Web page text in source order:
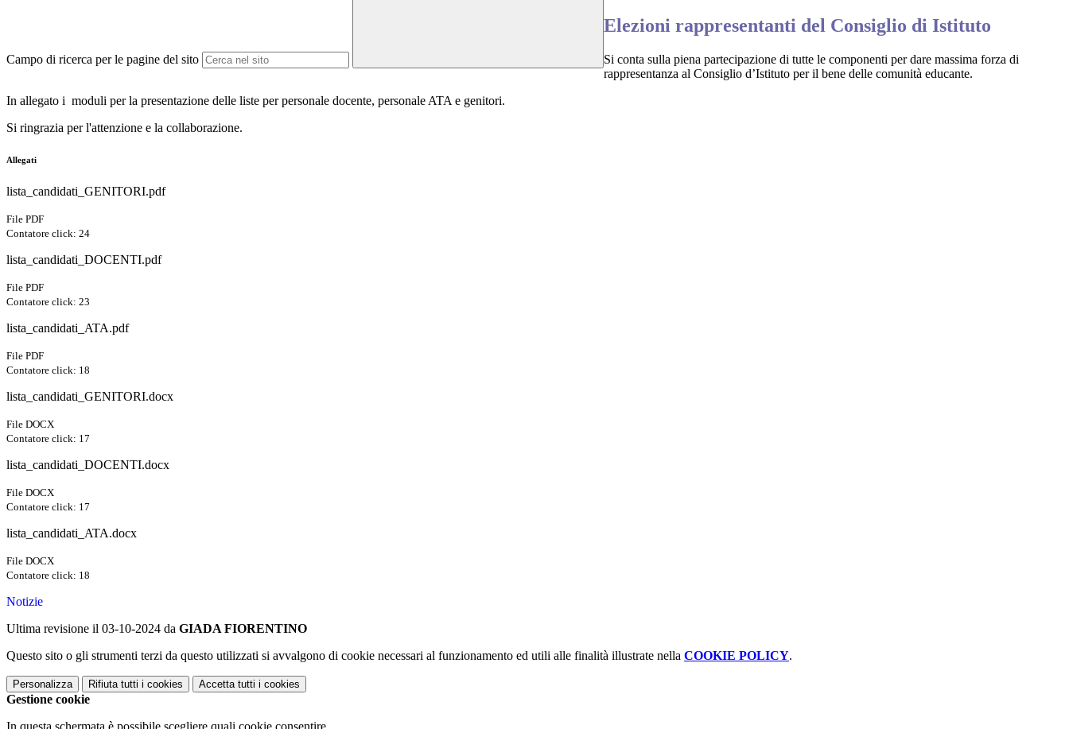
Campo di ricerca per le pagine del sito
Elezioni rappresentanti del Consiglio di Istituto
Si conta sulla piena partecipazione di tutte le componenti per dare massima forza di
rappresentanza al Consiglio d’Istituto per il bene delle comunità educante.
In allegato i moduli per la presentazione delle liste per personale docente, personale ATA e genitori.
Si ringrazia per l'attenzione e la collaborazione.
Allegati
lista_candidati_GENITORI.pdf
File PDF
Contatore click: 24
lista_candidati_DOCENTI.pdf
File PDF
Contatore click: 23
lista_candidati_ATA.pdf
File PDF
Contatore click: 18
lista_candidati_GENITORI.docx
File DOCX
Contatore click: 17
lista_candidati_DOCENTI.docx
File DOCX
Contatore click: 17
lista_candidati_ATA.docx
File DOCX
Contatore click: 18
Notizie
Ultima revisione il 03-10-2024 da GIADA FIORENTINO
Questo sito o gli strumenti terzi da questo utilizzati si avvalgono di cookie necessari al funzionamento ed utili alle finalità illustrate nella COOKIE POLICY.
Personalizza Rifiuta tutti i cookies Accetta tutti i cookies
Gestione cookie
In questa schermata è possibile scegliere quali cookie consentire.